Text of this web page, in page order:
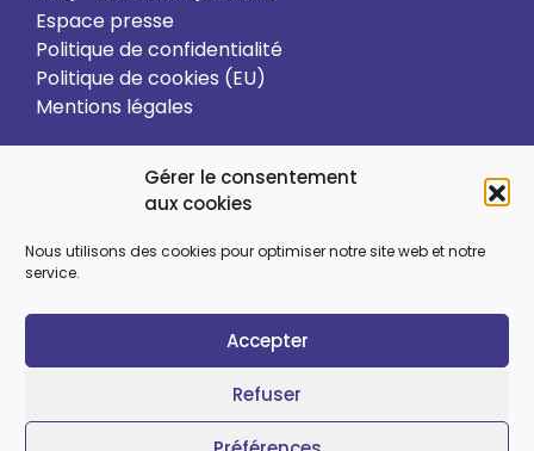
Gérer le consentement
aux cookies
Nous utilisons des cookies pour optimiser notre site web et notre
service.
Accepter
Refuser
Espace presse
Politique de confidentialité
Politique de cookies (EU)
Mentions légales
Action solidaire Formation
Ecologie intégrale